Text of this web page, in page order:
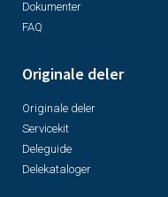
Dokumenter
FAQ
Originale deler
Originale deler
Servicekit
Deleguide
Delekataloger